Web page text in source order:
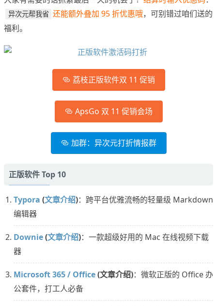
异次元帮我省 还能额外叠加 95 折优惠哦，可别错过咱们送的
福利。
荔枝正版软件双 11 促销
ApsGo 双 11 促销会场
加群：异次元打折情报群
正版软件 Top 10
Typora (文章介绍)：跨平台优雅流畅的轻量级 Markdown
编辑器
Downie(文章介绍)：一款超级好用的 Mac 在线视频下载
器
Microsoft 365 / Office(文章介绍)：微软正版的 Office 办
公套件，打工人必备